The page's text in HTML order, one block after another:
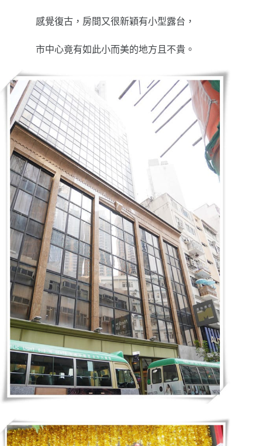
感覺復古，房間又很新穎有小型露台，
市中心竟有如此小而美的地方且不貴。